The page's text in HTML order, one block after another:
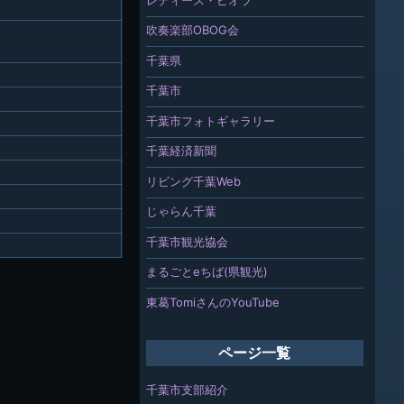
吹奏楽部OBOG会
千葉県
千葉市
千葉市フォトギャラリー
千葉経済新聞
リビング千葉Web
じゃらん千葉
千葉市観光協会
まるごとeちば(県観光)
東葛TomiさんのYouTube
ページ一覧
千葉市支部紹介